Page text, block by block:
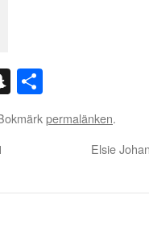
Snapchat
permalänken.
Elsie